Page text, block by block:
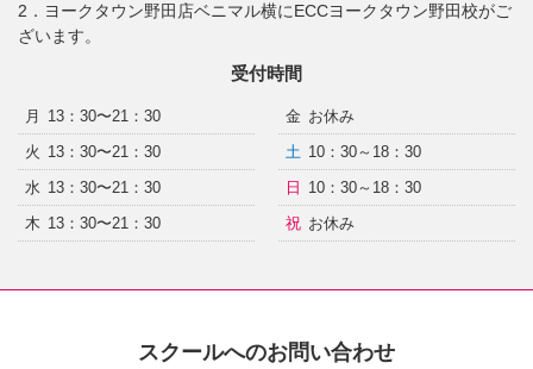
2．ヨークタウン野田店ベニマル横にECCヨークタウン野田校がご
ざいます。
受付時間
月
13：30〜21：30
火 13：30〜21：30
水 13：30〜21：30
木 13：30〜21：30
金 お休み
土 10：30～18：30
日
10：30～18：30
祝 お休み
スクールへのお問い合わせ